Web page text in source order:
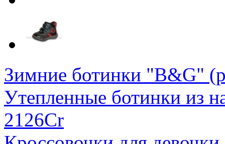
Зимние ботинки "B&G"
Утепленные ботинки из
2126Cr